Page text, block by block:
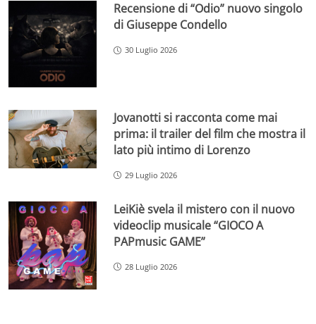
Recensione di “Odio” nuovo singolo
di Giuseppe Condello
30 Luglio 2026
Jovanotti si racconta come mai
prima: il trailer del film che mostra il
lato più intimo di Lorenzo
29 Luglio 2026
LeiKiè svela il mistero con il nuovo
videoclip musicale “GIOCO A
PAPmusic GAME”
28 Luglio 2026